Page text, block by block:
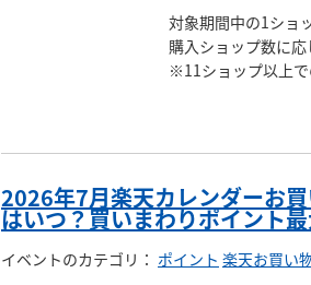
対象期間中の1ショ
購入ショップ数に
※11ショップ以上で
2026年7月楽天カレンダーお
はいつ？買いまわりポイント
イベントのカテゴリ ： ポイント 楽天お買い